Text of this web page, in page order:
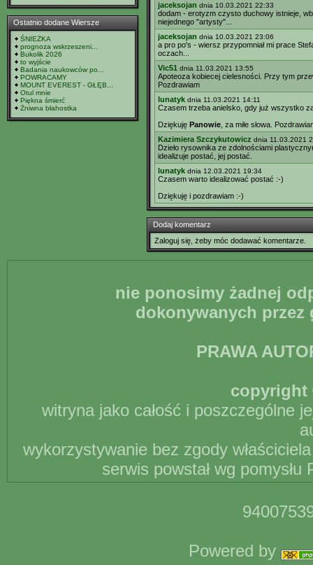
Ostatnio dodane Wiersze
ŚNIEŻKA
prognoza wskrzeszeni...
Bukolik 2026
to wyjście
Badania naukowców po...
POWRACAMY
MOUNT EVEREST - GŁĘB...
Otul mnie
Piękna śmierć
Żniwna błahostka
jaceksojan dnia 10.03.2021 22:33
dodam - erotyzm czysto duchowy istnieje,
niejednego "artysty"...
jaceksojan dnia 10.03.2021 23:06
a pro po's - wiersz przypomniał mi prace
oczach...
Vic51 dnia 11.03.2021 13:55
Apoteoza kobiecej cielesności. Przy tym
Pozdrawiam
lunatyk dnia 11.03.2021 14:11
Czasem trzeba anielsko, gdy już wszystko
Dziękuję Panowie , za miłe słowa.
Kazimiera Szczykutowicz dnia 11.03.2021
Dzieło rysownika ze zdolnościami
idealizuje postać, jej postać.
lunatyk dnia 12.03.2021 19:34
Czasem warto idealizować postać :-)
Dziękuję i pozdrawiam :-)
Dodaj komentarz
Zaloguj się, żeby móc dodawać komentarze.
nie ponosimy żadnej
dokonywanych
PRAWA
copyright
witryna jako całość i poszczególne
wykorzystywanie bez zgody
serwis powstał wg
Powered by